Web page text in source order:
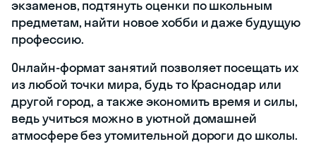
экзаменов, подтянуть оценки по школьным
предметам, найти новое хобби и даже будущую
профессию.
Онлайн-формат занятий позволяет посещать их
из любой точки мира, будь то Краснодар или
другой город, а также экономить время и силы,
ведь учиться можно в уютной домашней
атмосфере без утомительной дороги до школы.